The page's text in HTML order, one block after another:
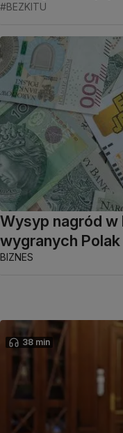
#BEZKITU
Wysyp nagród
wygranych Polak
BIZNES
38 min